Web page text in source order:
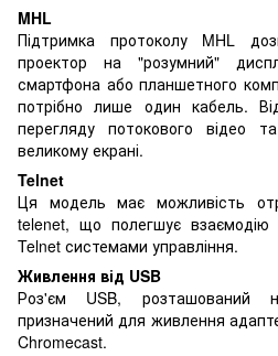
MHL
Підтримка протоколу MHL
проектор на "розумний"
смартфона або планшетного
потрібно лише один кабель.
перегляду потокового відео
великому екрані.
Telnet
Ця модель має можливість
telenet, що полегшує
Telnet системами управління.
Живлення від USB
Роз'єм USB, розташований
призначений для живлення
Chromecast.